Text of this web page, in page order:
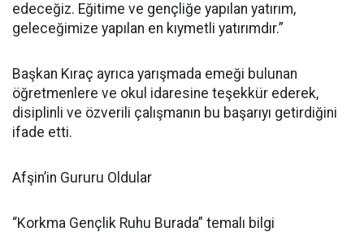
edeceğiz. Eğitime ve gençliğe yapılan yatırım,
geleceğimize yapılan en kıymetli yatırımdır.”
Başkan Kıraç ayrıca yarışmada emeği bulunan
öğretmenlere ve okul idaresine teşekkür ederek,
disiplinli ve özverili çalışmanın bu başarıyı getirdiğini
ifade etti.
Afşin’in Gururu Oldular
“Korkma Gençlik Ruhu Burada” temalı bilgi